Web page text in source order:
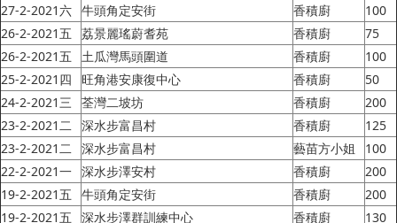
27-2-2021六 牛頭角定安街 香積廚
100
26-2-2021五
荔景麗瑤蔚耆苑 香積廚
75
26-2-2021五
土瓜灣馬頭圍道 香積廚
100
25-2-2021四
旺角港安康復中心 香積廚
50
24-2-2021三
荃灣二坡坊 香積廚
200
23-2-2021二
深水步富昌村 香積廚
125
23-2-2021二
深水步富昌村 藝苗方小姐
100
22-2-2021一 深水步澤安村 香積廚
200
19-2-2021五
牛頭角定安街 香積廚
200
19-2-2021五
深水步澤群訓練中心 香積廚
130